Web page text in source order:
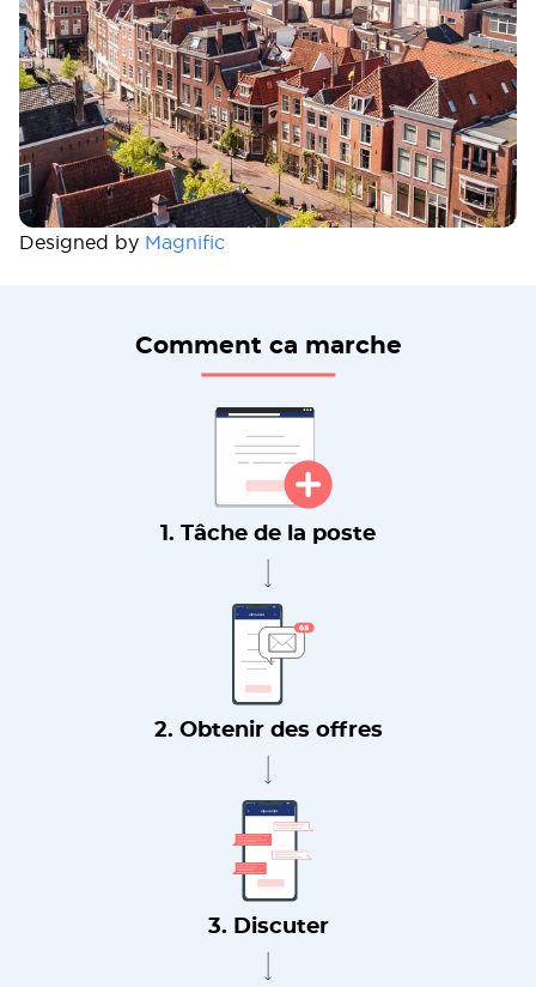
Designed by Magnific
Comment ca marche
1. Tâche de la poste
2. Obtenir des offres
3. Discuter